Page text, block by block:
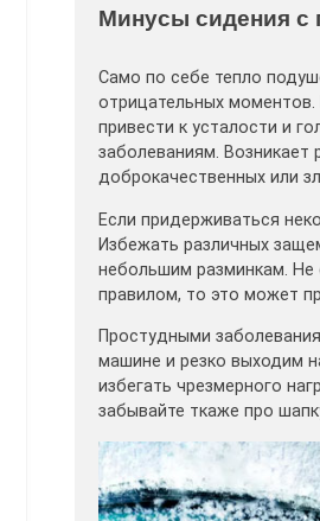
Минусы сидения с
Само по себе тепло
отрицательных
привести к усталости и
заболеваниям. Возникает
доброкачественных или
Если придерживаться
Избежать различных
небольшим разминкам. Не
правилом, то это может
Простудными
машине и резко выходим
избегать чрезмерного
забывайте ткаже про